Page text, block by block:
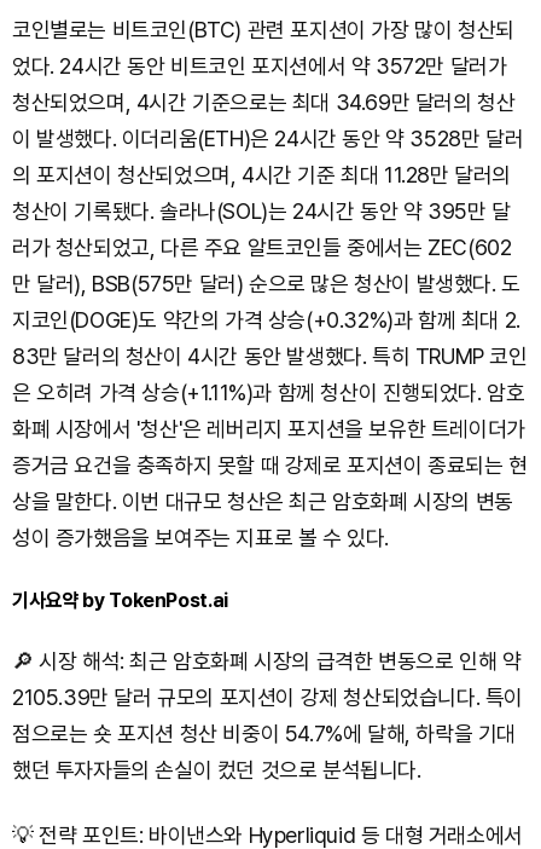
코인별로는 비트코인(BTC) 관련 포지션이 가장 많이 청산되
었다. 24시간 동안 비트코인 포지션에서 약 3572만 달러가
청산되었으며, 4시간 기준으로는 최대 34.69만 달러의 청산
이 발생했다. 이더리움(ETH)은 24시간 동안 약 3528만 달러
의 포지션이 청산되었으며, 4시간 기준 최대 11.28만 달러의
청산이 기록됐다. 솔라나(SOL)는 24시간 동안 약 395만 달
러가 청산되었고, 다른 주요 알트코인들 중에서는 ZEC(602
만 달러), BSB(575만 달러) 순으로 많은 청산이 발생했다. 도
지코인(DOGE)도 약간의 가격 상승(+0.32%)과 함께 최대 2.
83만 달러의 청산이 4시간 동안 발생했다. 특히 TRUMP 코인
은 오히려 가격 상승(+1.11%)과 함께 청산이 진행되었다. 암호
화폐 시장에서 '청산'은 레버리지 포지션을 보유한 트레이더가
증거금 요건을 충족하지 못할 때 강제로 포지션이 종료되는 현
상을 말한다. 이번 대규모 청산은 최근 암호화폐 시장의 변동
성이 증가했음을 보여주는 지표로 볼 수 있다.
기사요약 by TokenPost.ai
🔎 시장 해석: 최근 암호화폐 시장의 급격한 변동으로 인해 약
2105.39만 달러 규모의 포지션이 강제 청산되었습니다. 특이
점으로는 숏 포지션 청산 비중이 54.7%에 달해, 하락을 기대
했던 투자자들의 손실이 컸던 것으로 분석됩니다.
💡 전략 포인트: 바이낸스와 Hyperliquid 등 대형 거래소에서